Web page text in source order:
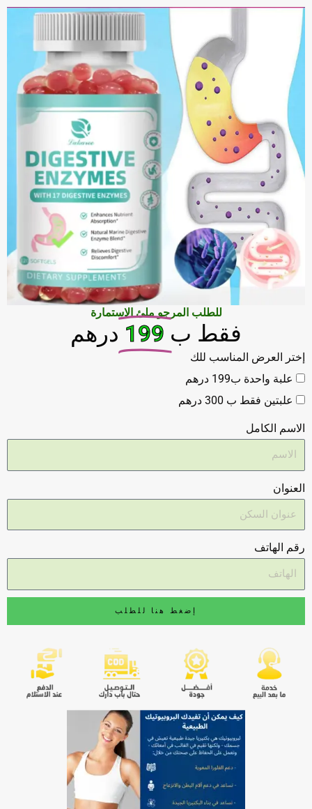
للطلب المرجو ملئ الاستمارة
فقط ب 199 درهم
إختر العرض المناسب للك
علبة واحدة ب199 درهم
علبتين فقط ب 300 درهم
الاسم الكامل
العنوان
رقم الهاتف
إضغط هنا للطلب